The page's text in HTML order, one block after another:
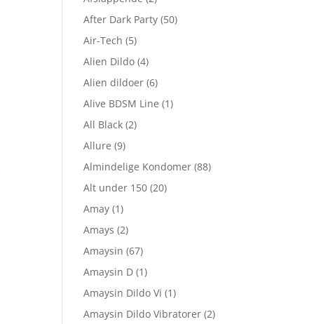
After Dark Party (50)
Air-Tech (5)
Alien Dildo (4)
Alien dildoer (6)
Alive BDSM Line (1)
All Black (2)
Allure (9)
Almindelige Kondomer (88)
Alt under 150 (20)
Amay (1)
Amays (2)
Amaysin (67)
Amaysin D (1)
Amaysin Dildo Vi (1)
Amaysin Dildo Vibratorer (2)